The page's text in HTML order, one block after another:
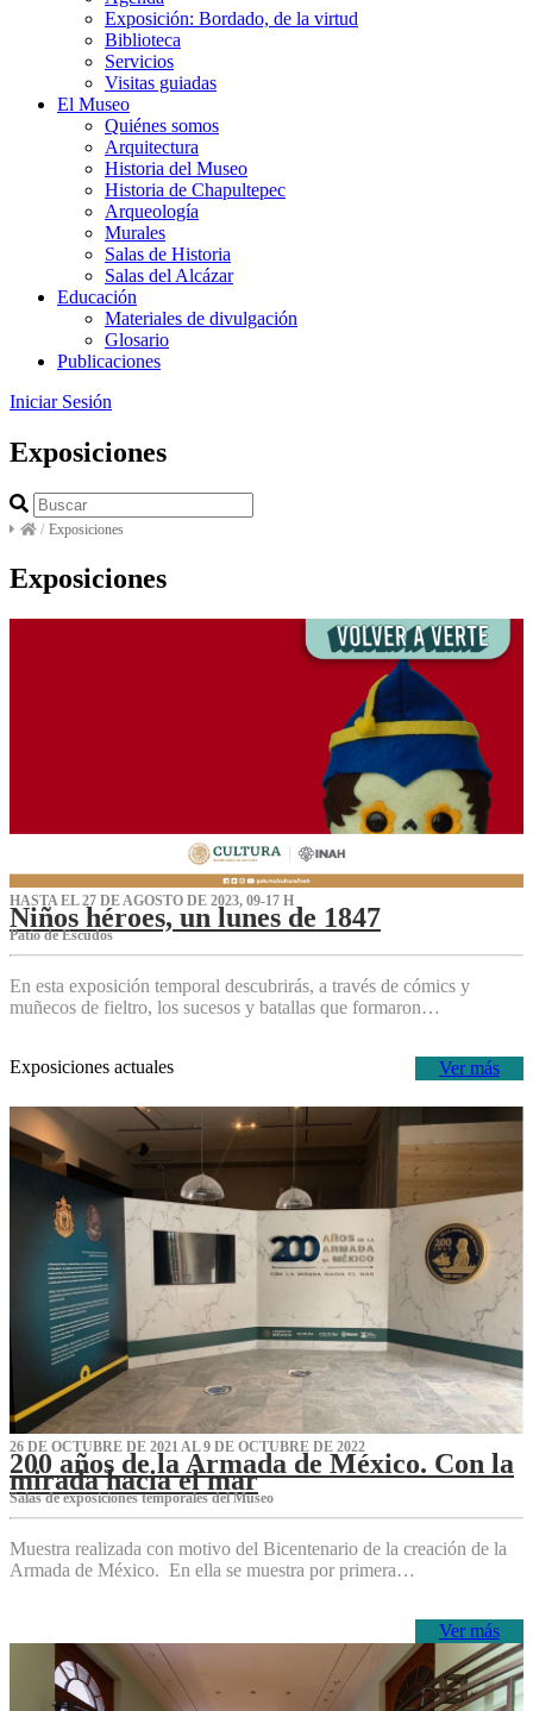
Exposición: Bordado, de la virtud
Biblioteca
Servicios
Visitas guiadas
El Museo
Quiénes somos
Arquitectura
Historia del Museo
Historia de Chapultepec
Arqueología
Murales
Salas de Historia
Salas del Alcázar
Educación
Materiales de divulgación
Glosario
Publicaciones
Iniciar Sesión
Exposiciones
/ Exposiciones
Exposiciones
HASTA EL 27 DE AGOSTO DE 2023, 09-17 H
Niños héroes, un lunes de 1847
Patio de Escudos
En esta exposición temporal descubrirás, a través de cómics y
muñecos de fieltro, los sucesos y batallas que formaron…
Ver más
Exposiciones actuales
26 DE OCTUBRE DE 2021 AL 9 DE OCTUBRE DE 2022
200 años de la Armada de México. Con la
mirada hacia el mar
Salas de exposiciones temporales del Museo‌
Muestra realizada con motivo del Bicentenario de la creación de la
Armada de México. En ella se muestra por primera…
Ver más